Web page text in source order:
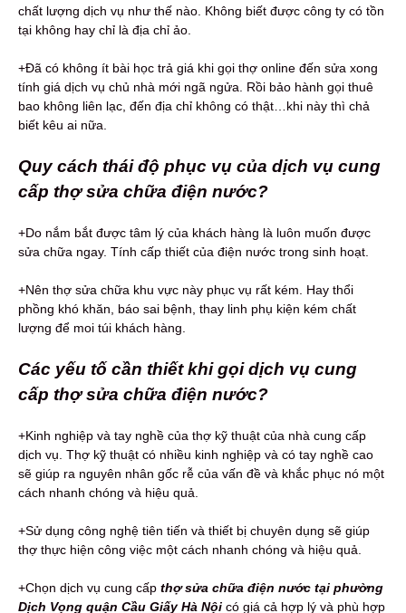
chất lượng dịch vụ như thế nào. Không biết được công ty có tồn
tại không hay chỉ là địa chỉ ảo.
+Đã có không ít bài học trả giá khi gọi thợ online đến sửa xong
tính giá dịch vụ chủ nhà mới ngã ngửa. Rồi bảo hành gọi thuê
bao không liên lạc, đến địa chỉ không có thật…khi này thì chả
biết kêu ai nữa.
Quy cách thái độ phục vụ của dịch vụ cung
cấp thợ sửa chữa điện nước?
+Do nắm bắt được tâm lý của khách hàng là luôn muốn được
sửa chữa ngay. Tính cấp thiết của điện nước trong sinh hoạt.
+Nên thợ sửa chữa khu vực này phục vụ rất kém. Hay thổi
phồng khó khăn, báo sai bệnh, thay linh phụ kiện kém chất
lượng để moi túi khách hàng.
Các yếu tố cần thiết khi gọi dịch vụ cung
cấp thợ sửa chữa điện nước?
+Kinh nghiệp và tay nghề của thợ kỹ thuật của nhà cung cấp
dịch vụ. Thợ kỹ thuật có nhiều kinh nghiệp và có tay nghề cao
sẽ giúp ra nguyên nhân gốc rễ của vấn đề và khắc phục nó một
cách nhanh chóng và hiệu quả.
+Sử dụng công nghệ tiên tiến và thiết bị chuyên dụng sẽ giúp
thợ thực hiện công việc một cách nhanh chóng và hiệu quả.
+Chọn dịch vụ cung cấp thợ sửa chữa điện nước tại phường
Dịch Vọng quận Cầu Giấy Hà Nội có giá cả hợp lý và phù hợp